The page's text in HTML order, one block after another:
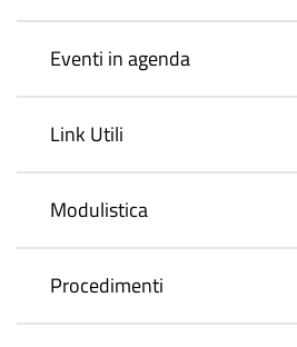
Eventi in agenda
Link Utili
Modulistica
Procedimenti